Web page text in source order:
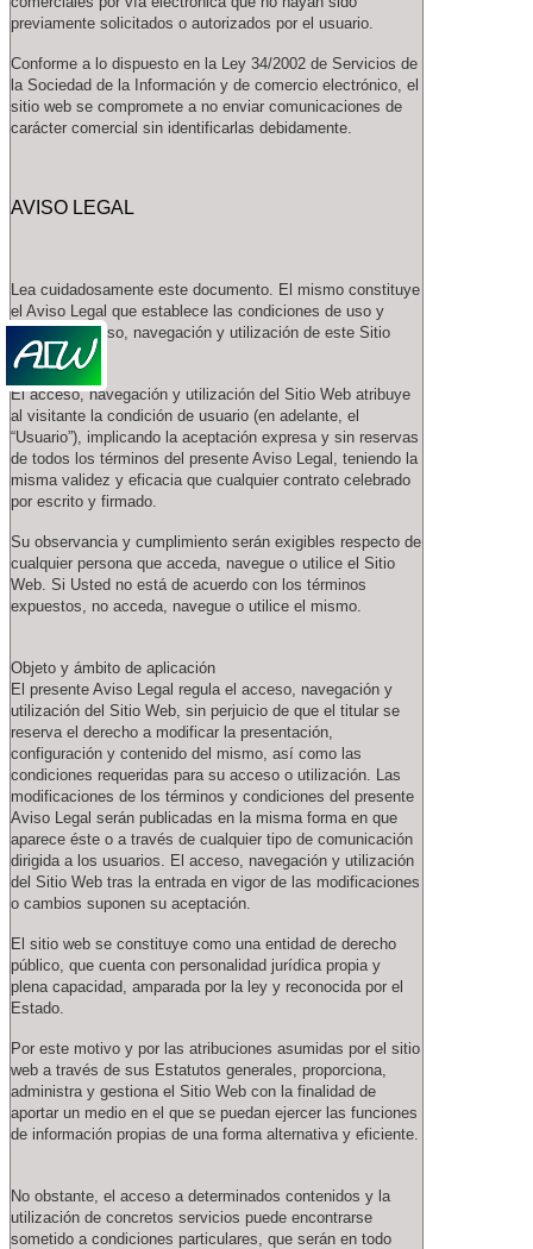
previamente solicitados o autorizados por el usuario.
Conforme a lo dispuesto en la Ley 34/2002 de Servicios de
la Sociedad de la Información y de comercio electrónico, el
sitio web se compromete a no enviar comunicaciones de
carácter comercial sin identificarlas debidamente.
AVISO LEGAL
Lea cuidadosamente este documento. El mismo constituye
el Aviso Legal que establece las condiciones de uso y
regula el acceso, navegación y utilización de este Sitio
Web .
El acceso, navegación y utilización del Sitio Web atribuye
al visitante la condición de usuario (en adelante, el
“Usuario”), implicando la aceptación expresa y sin reservas
de todos los términos del presente Aviso Legal, teniendo la
misma validez y eficacia que cualquier contrato celebrado
por escrito y firmado.
Su observancia y cumplimiento serán exigibles respecto de
cualquier persona que acceda, navegue o utilice el Sitio
Web. Si Usted no está de acuerdo con los términos
expuestos, no acceda, navegue o utilice el mismo.
Objeto y ámbito de aplicación
El presente Aviso Legal regula el acceso, navegación y
utilización del Sitio Web, sin perjuicio de que el titular se
reserva el derecho a modificar la presentación,
configuración y contenido del mismo, así como las
condiciones requeridas para su acceso o utilización. Las
modificaciones de los términos y condiciones del presente
Aviso Legal serán publicadas en la misma forma en que
aparece éste o a través de cualquier tipo de comunicación
dirigida a los usuarios. El acceso, navegación y utilización
del Sitio Web tras la entrada en vigor de las modificaciones
o cambios suponen su aceptación.
El sitio web se constituye como una entidad de derecho
público, que cuenta con personalidad jurídica propia y
plena capacidad, amparada por la ley y reconocida por el
Estado.
Por este motivo y por las atribuciones asumidas por el sitio
web a través de sus Estatutos generales, proporciona,
administra y gestiona el Sitio Web con la finalidad de
aportar un medio en el que se puedan ejercer las funciones
de información propias de una forma alternativa y eficiente.
No obstante, el acceso a determinados contenidos y la
utilización de concretos servicios puede encontrarse
sometido a condiciones particulares, que serán en todo